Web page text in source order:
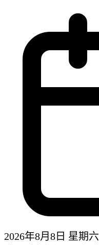
2026年8月8日 星期六